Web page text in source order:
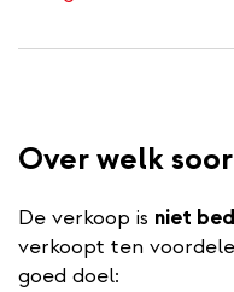
Over welk
De verkoop is niet
verkoopt ten
goed doel: